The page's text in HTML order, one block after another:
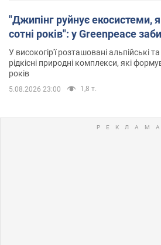
"Джипінг руйнує екосистеми,
сотні років": у Greenpeace
У високогір'ї розташовані альпійські
рідкісні природні комплекси, які
років
5.08.2026 23:00 1,8 т.